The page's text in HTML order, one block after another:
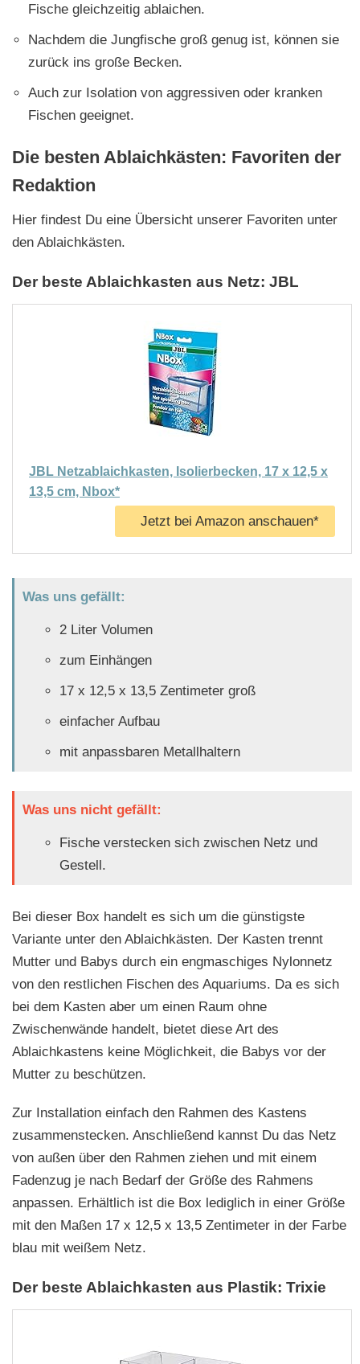
Fische gleichzeitig ablaichen.
Nachdem die Jungfische groß genug ist, können sie
zurück ins große Becken.
Auch zur Isolation von aggressiven oder kranken
Fischen geeignet.
Die besten Ablaichkästen: Favoriten der
Redaktion
Hier findest Du eine Übersicht unserer Favoriten unter
den Ablaichkästen.
Der beste Ablaichkasten aus Netz: JBL
JBL Netzablaichkasten, Isolierbecken, 17 x 12,5 x
13,5 cm, Nbox*
Jetzt bei Amazon anschauen*
Was uns gefällt:
2 Liter Volumen
zum Einhängen
17 x 12,5 x 13,5 Zentimeter groß
einfacher Aufbau
mit anpassbaren Metallhaltern
Was uns nicht gefällt:
Fische verstecken sich zwischen Netz und
Gestell.
Bei dieser Box handelt es sich um die günstigste
Variante unter den Ablaichkästen. Der Kasten trennt
Mutter und Babys durch ein engmaschiges Nylonnetz
von den restlichen Fischen des Aquariums. Da es sich
bei dem Kasten aber um einen Raum ohne
Zwischenwände handelt, bietet diese Art des
Ablaichkastens keine Möglichkeit, die Babys vor der
Mutter zu beschützen.
Zur Installation einfach den Rahmen des Kastens
zusammenstecken. Anschließend kannst Du das Netz
von außen über den Rahmen ziehen und mit einem
Fadenzug je nach Bedarf der Größe des Rahmens
anpassen. Erhältlich ist die Box lediglich in einer Größe
mit den Maßen 17 x 12,5 x 13,5 Zentimeter in der Farbe
blau mit weißem Netz.
Der beste Ablaichkasten aus Plastik: Trixie